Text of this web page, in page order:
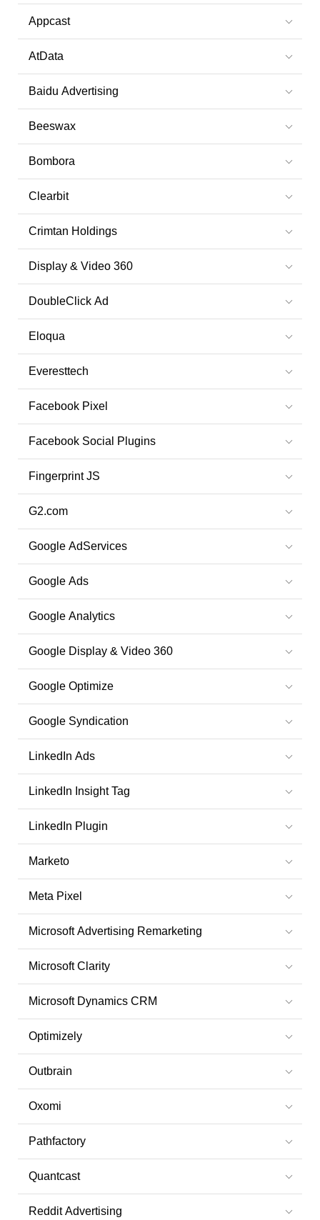
Appcast
AtData
Baidu Advertising
Beeswax
Bombora
Clearbit
Crimtan Holdings
Display & Video 360
DoubleClick Ad
Eloqua
Everesttech
Facebook Pixel
Facebook Social Plugins
Fingerprint JS
G2.com
Google AdServices
Google Ads
Google Analytics
Google Display & Video 360
Google Optimize
Google Syndication
LinkedIn Ads
LinkedIn Insight Tag
LinkedIn Plugin
Marketo
Meta Pixel
Microsoft Advertising Remarketing
Microsoft Clarity
Microsoft Dynamics CRM
Optimizely
Outbrain
Oxomi
Pathfactory
Quantcast
Reddit Advertising